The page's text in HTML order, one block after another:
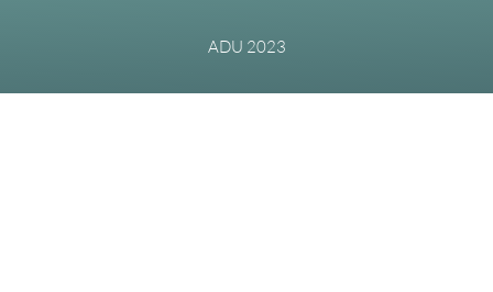
ADU 2023